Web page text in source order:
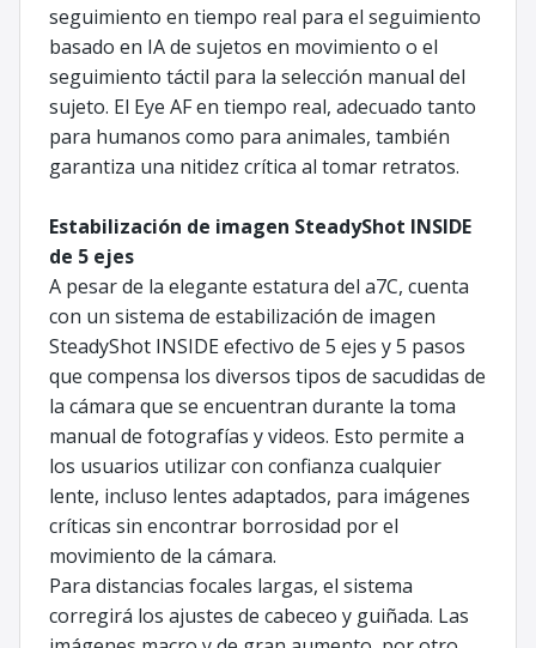
seguimiento en tiempo real para el seguimiento
basado en IA de sujetos en movimiento o el
seguimiento táctil para la selección manual del
sujeto. El Eye AF en tiempo real, adecuado tanto
para humanos como para animales, también
garantiza una nitidez crítica al tomar retratos.
Estabilización de imagen SteadyShot INSIDE
de 5 ejes
A pesar de la elegante estatura del a7C, cuenta
con un sistema de estabilización de imagen
SteadyShot INSIDE efectivo de 5 ejes y 5 pasos
que compensa los diversos tipos de sacudidas de
la cámara que se encuentran durante la toma
manual de fotografías y videos. Esto permite a
los usuarios utilizar con confianza cualquier
lente, incluso lentes adaptados, para imágenes
críticas sin encontrar borrosidad por el
movimiento de la cámara.
Para distancias focales largas, el sistema
corregirá los ajustes de cabeceo y guiñada. Las